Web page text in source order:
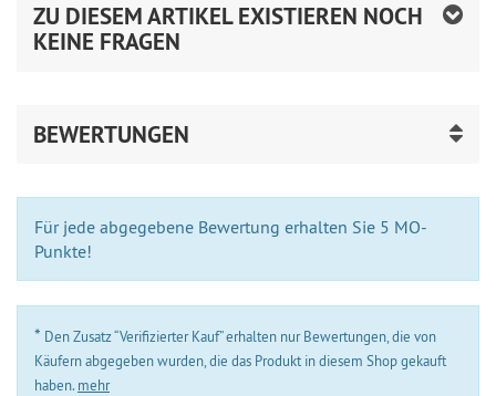
ZU DIESEM ARTIKEL EXISTIEREN NOCH
KEINE FRAGEN
BEWERTUNGEN
Für jede abgegebene Bewertung erhalten Sie 5 MO-
Punkte!
* Den Zusatz “Verifizierter Kauf” erhalten nur Bewertungen, die von
Käufern abgegeben wurden, die das Produkt in diesem Shop gekauft
haben. mehr